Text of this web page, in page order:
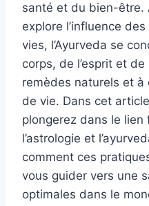
santé et du bien-être.
explore l’influence
vies, l’Ayurveda se
corps, de l’esprit et de
remèdes naturels et
de vie. Dans cet
plongerez dans le lien
l’astrologie et
comment ces
vous guider vers une
optimales dans le